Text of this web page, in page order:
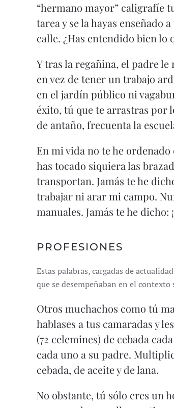
“hermano mayor” caligrafíe
tarea y se la hayas enseñado
calle. ¿Has entendido bien lo
Y tras la regañina, el padre
en vez de tener un trabajo
en el jardín público ni
éxito, tú que te arrastras por
de antaño, frecuenta la
En mi vida no te he
has tocado siquiera las
transportan. Jamás te he
trabajar ni arar mi campo.
manuales. Jamás te he dicho:
PROFESIONES
Estas palabras, cargadas de
que se desempeñaban en el contexto
Otros muchachos como tú
hablases a tus camaradas y
(72 celemines) de cebada
cada uno a su padre.
cebada, de aceite y de lana.
No obstante, tú sólo eres un